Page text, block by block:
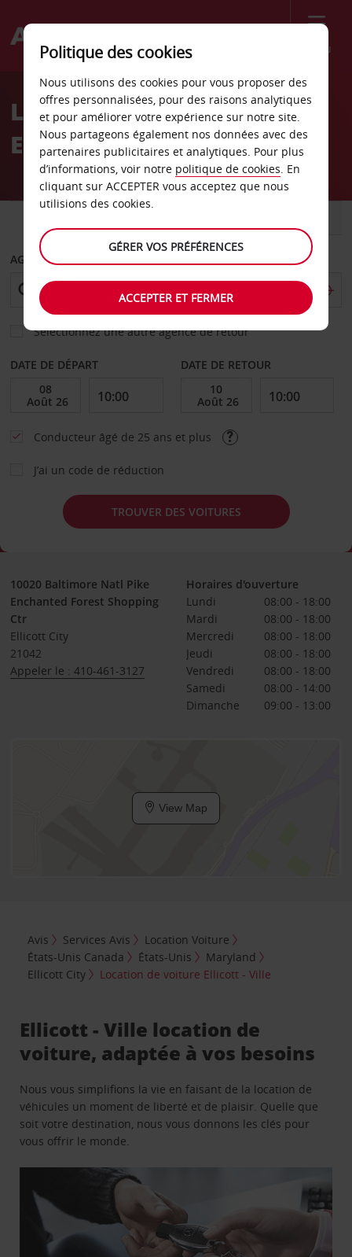
Menu
Welcome
AvisLocation de voiture
Ellicott - Ville
AGENCE DE DÉPART
Sélectionnez une autre agence de retour
DATE DE DÉPART DATE DE RETOUR
Conducteur âgé de 25 ans et plus
J’ai un code de réduction
TROUVER DES VOITURES
10020 Baltimore Natl Pike
Enchanted Forest Shopping
Ctr
Ellicott City
21042
Appeler le : 410-461-3127
Horaires d'ouverture
Lundi
08:00 - 18:00
Mardi
08:00 - 18:00
Mercredi
08:00 - 18:00
Jeudi
08:00 - 18:00
Vendredi
08:00 - 18:00
Samedi
08:00 - 14:00
Dimanche
09:00 - 13:00
View Map
Avis Services Avis
Location Voiture
États-Unis Canada
États-Unis
Maryland
Ellicott City
Location de voiture Ellicott - Ville
Ellicott - Ville location de
voiture, adaptée à vos besoins
Nous vous simplifions la vie en faisant de la location de
véhicules un moment de liberté et de plaisir. Quelle que
soit votre destination, nous vous donnons les clés pour
vous offrir le monde.
Politique des cookies
Nous utilisons des cookies pour vous proposer des
offres personnalisées, pour des raisons analytiques
et pour améliorer votre expérience sur notre site.
Nous partageons également nos données avec des
partenaires publicitaires et analytiques. Pour plus
d’informations, voir notre politique de cookies. En
cliquant sur ACCEPTER vous acceptez que nous
utilisions des cookies.
GÉRER VOS PRÉFÉRENCES
ACCEPTER ET FERMER